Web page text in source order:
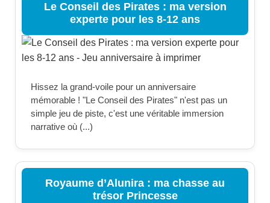
Le Conseil des Pirates : ma version
experte pour les 8-12 ans
Hissez la grand-voile pour un anniversaire
mémorable ! "Le Conseil des Pirates" n'est pas un
simple jeu de piste, c'est une véritable immersion
narrative où (...)
Royaume d’Alunira : ma chasse au
trésor Princesse